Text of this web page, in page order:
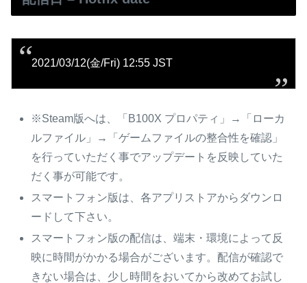
2021/03/12(金/Fri) 12:55 JST
※Steam版へは、「B100X プロパティ」→「ローカ
ルファイル」→「ゲームファイルの整合性を確認」
を行っていただく事でアップデートを反映していた
だく事が可能です。
スマートフォン版は、各アプリストアからダウンロ
ードして下さい。
スマートフォン版の配信は、端末・環境によって反
映に時間がかかる場合がございます。配信が確認で
きない場合は、少し時間をおいてから改めてお試し